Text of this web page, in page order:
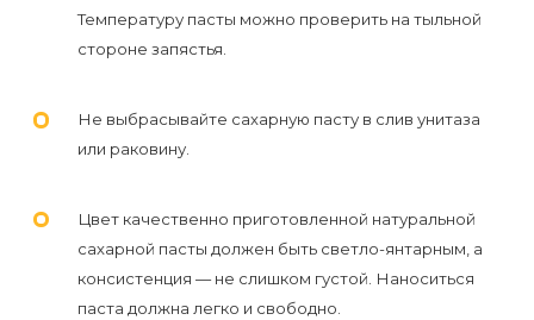
Температуру пасты можно проверить на тыльной
стороне запястья.
Не выбрасывайте сахарную пасту в слив унитаза
или раковину.
Цвет качественно приготовленной натуральной
сахарной пасты должен быть светло-янтарным, а
консистенция — не слишком густой. Наноситься
паста должна легко и свободно.